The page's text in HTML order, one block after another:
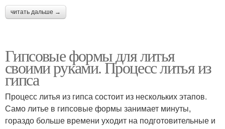
читать дальше →
Гипсовые формы для литья
своими руками. Процесс литья из
гипса
Процесс литья из гипса состоит из нескольких этапов.
Само литье в гипсовые формы занимает минуты,
гораздо больше времени уходит на подготовительные и